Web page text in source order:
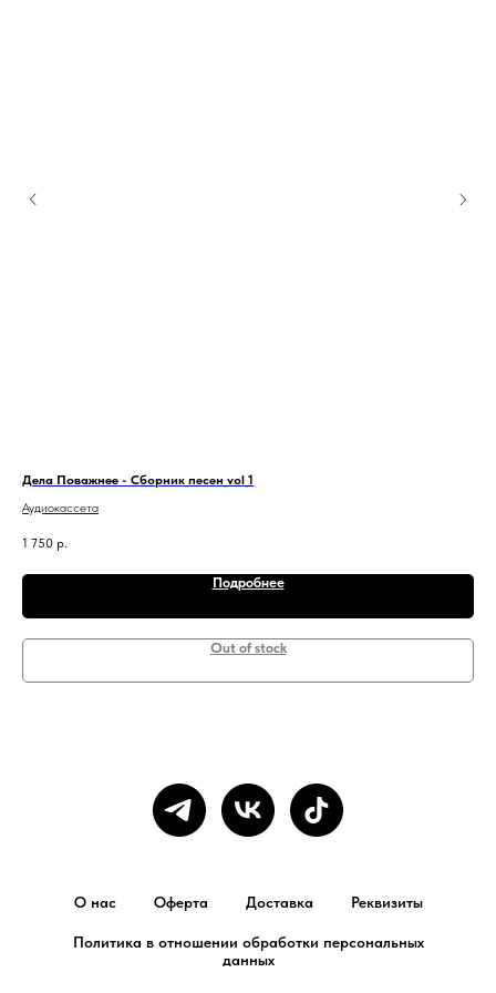
Дела Поважнее - Сборник_песен_vol_1
Аудиокассета
1 750 р.
Подробнее
Out of stock
О нас Оферта Доставка Реквизиты
Политика в отношении обработки персональных
данных